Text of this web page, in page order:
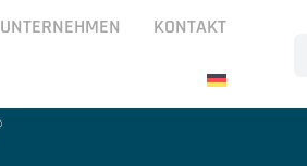
UNTERNEHMEN
KONTAKT